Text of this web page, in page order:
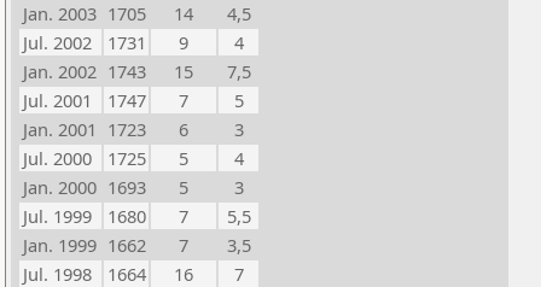
Jan. 2003 1705 14
4,5
Jul. 2002
1731 9
4
Jan. 2002 1743 15
7,5
Jul. 2001
1747 7
5
Jan. 2001 1723 6
3
Jul. 2000
1725 5
4
Jan. 2000 1693 5
3
Jul. 1999
1680 7
5,5
Jan. 1999 1662 7
3,5
Jul. 1998
1664 16
7